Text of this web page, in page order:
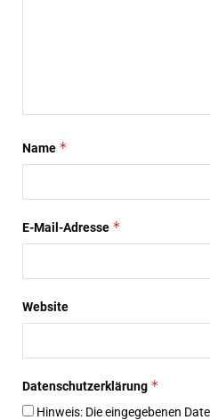
Name *
E-Mail-Adresse *
Website
Datenschutzerklärung *
Hinweis: Die eingegebenen